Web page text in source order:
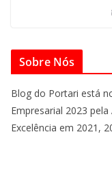
Sobre Nós
Blog do Portari está
Empresarial 2023
Excelência em 2021,